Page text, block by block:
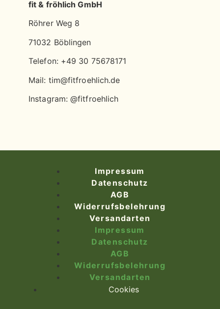
fit & fröhlich GmbH
Röhrer Weg 8
71032 Böblingen
Telefon: +49 30 75678171
Mail: tim@fitfroehlich.de
Instagram: @fitfroehlich
Impressum
Datenschutz
AGB
Widerrufsbelehrung
Versandarten
Impressum
Datenschutz
AGB
Widerrufsbelehrung
Versandarten
Cookies